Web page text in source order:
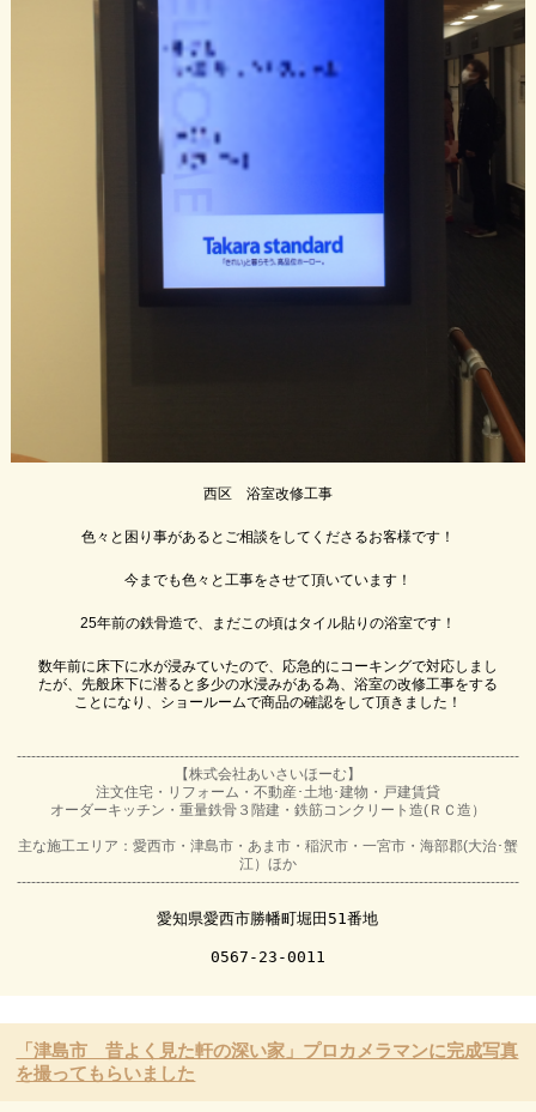
西区　浴室改修工事
色々と困り事があるとご相談をしてくださるお客様です！
今までも色々と工事をさせて頂いています！
25年前の鉄骨造で、まだこの頃はタイル貼りの浴室です！
数年前に床下に水が浸みていたので、応急的にコーキングで対応しまし
たが、先般床下に潜ると多少の水浸みがある為、浴室の改修工事をする
ことになり、ショールームで商品の確認をして頂きました！
---------------------------------------------------------------------------------------------------------
【株式会社あいさいほーむ】
注文住宅・リフォーム・不動産･土地･建物・戸建賃貸
オーダーキッチン・重量鉄骨３階建・鉄筋コンクリート造(ＲＣ造）
主な施工エリア：愛西市・津島市・あま市・稲沢市・一宮市・海部郡(大治･蟹
江）ほか
---------------------------------------------------------------------------------------------------------
愛知県愛西市勝幡町堀田51番地
0567-23-0011
「津島市 昔よく見た軒の深い家」プロカメラマンに完成写真
を撮ってもらいました